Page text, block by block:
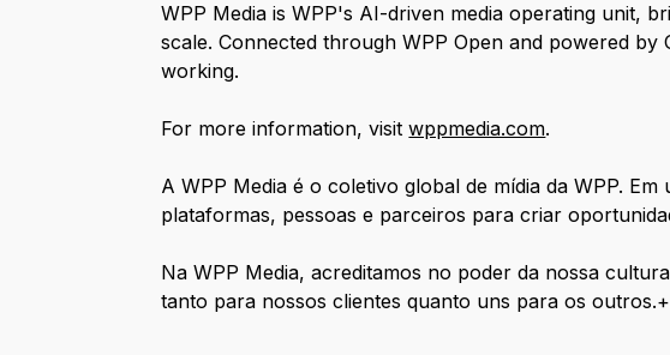
WPP Media is WPP's AI-driven media operating unit,
scale. Connected through WPP Open and powered
working.
For more information, visitwppmedia.com.
A WPP Media é o coletivo global de mídia da WPP.
plataformas, pessoas e parceiros para criar
Na WPP Media, acreditamos no poder da nossa
tanto para nossos clientes quanto uns para os